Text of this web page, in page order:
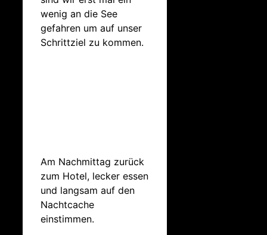
wenig an die See
gefahren um auf unser
Schrittziel zu kommen.
Am Nachmittag zurück
zum Hotel, lecker essen
und langsam auf den
Nachtcache
einstimmen.